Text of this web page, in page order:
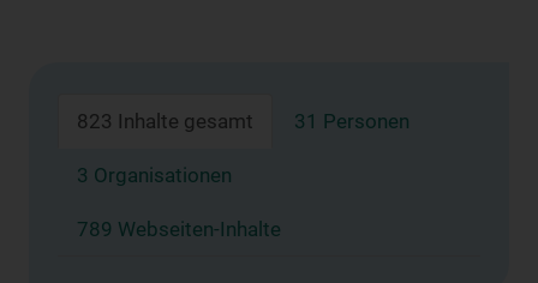
823 Inhalte gesamt 31 Personen
3 Organisationen
789 Webseiten-Inhalte